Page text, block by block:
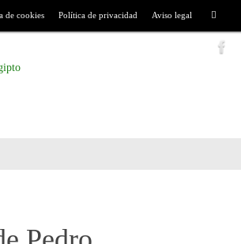
de cookies Política de privacidad Aviso legal